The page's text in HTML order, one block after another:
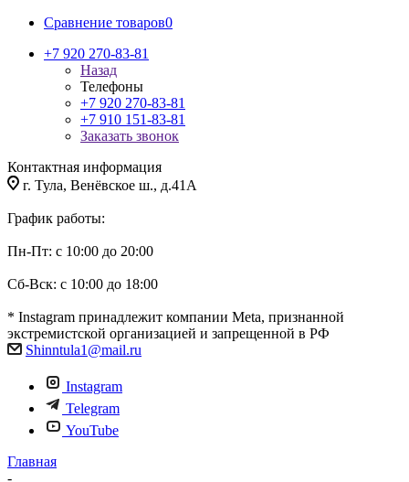
Сравнение товаров0
+7 920 270-83-81
Назад
Телефоны
+7 920 270-83-81
+7 910 151-83-81
Заказать звонок
Контактная информация
г. Тула, Венёвское ш., д.41А
График работы:
Пн-Пт: с 10:00 до 20:00
Сб-Вск: с 10:00 до 18:00
* Instagram принадлежит компании Meta, признанной
экстремистской организацией и запрещенной в РФ
Shinntula1@mail.ru
Instagram
Telegram
YouTube
Главная
-